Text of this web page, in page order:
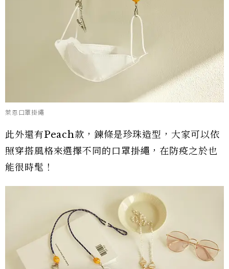
萊恩口罩掛繩
此外還有Peach款，鍊條是珍珠造型，大家可以依
照穿搭風格來選擇不同的口罩掛繩，在防疫之於也
能很時髦！